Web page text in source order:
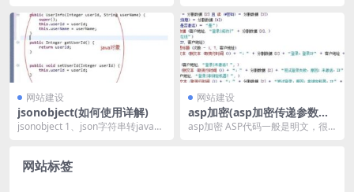
的，也是前...
目，中间小项目...
网站建设
jsonobject(如何使用详解)
jsonobject 1、json字符串转java代
网站建设
asp加密(asp加密传递参数的
思考)
asp加密 ASP代码一般是明文，很
网站标签